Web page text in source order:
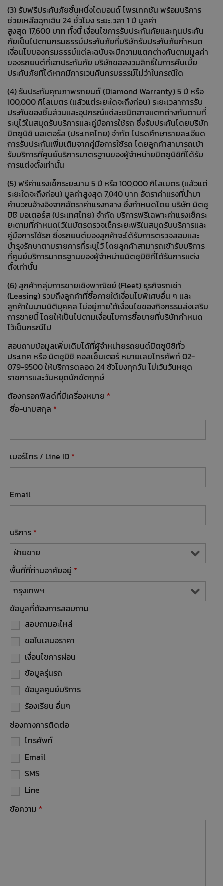
(3) รับฟรีประกันภัยชั้นหนึ่งไดมอนด์ โพรเทคชัน พร้อมบริการ
ช่วยเหลือฉุกเฉิน 24 ชั่วโมง ระยะเวลา 1 ปี มูลค่า
สูงสุด 17,600 บาท ทั้งนี้ เงื่อนไขการรับประกันภัยและทุนประกัน
ภัยเป็นไปตามกรมธรรม์ประกันภัยที่บริษัทรับประกันภัยกำหนด
เงื่อนไขของกรมธรรม์แต่ละฉบับจะมีความแตกต่างกันตามมูลค่า
ของรถยนต์ที่เอาประกันภัย บริษัทขอสงวนสิทธิ์ในการคืนเบี้ย
ประกันภัยที่ได้หากมีการเวนคืนกรมธรรม์ไม่ว่าในกรณีใด
(4) รับประกันคุณภาพรถยนต์ (Diamond Warranty) 5 ปี หรือ
100,000 กิโลเมตร (แล้วแต่ระยะใดจะถึงก่อน) ระยะเวลาการรับ
ประกันของชิ้นส่วนและอุปกรณ์แต่ละชนิดอาจแตกต่างกันตามที่
ระบุไว้ในสมุดรับบริการและคู่มือการใช้รถ ซึ่งรับประกันโดยบริษัท
มิตซูบิชิ มอเตอร์ส (ประเทศไทย) จำกัด โปรดศึกษารายละเอียด
การรับประกันเพิ่มเติมจากคู่มือการใช้รถ โดยลูกค้าสามารถเข้า
รับบริการที่ศูนย์บริการมาตรฐานของผู้จำหน่ายมิตซูบิชิที่ได้รับ
การแต่งตั้งเท่านั้น
(5) ฟรีค่าแรงเช็กระยะนาน 5 ปี หรือ 100,000 กิโลเมตร (แล้วแต่
ระยะใดจะถึงก่อน) มูลค่าสูงสุด 7,040 บาท อัตราค่าแรงที่นำมา
คำนวณอ้างอิงจากอัตราค่าแรงกลาง ซึ่งกำหนดโดย บริษัท มิตซู
บิชิ มอเตอร์ส (ประเทศไทย) จำกัด บริการฟรีเฉพาะค่าแรงเช็กระ
ยะตามที่กำหนดไว้ในบัตรตรวจเช็กระยะฟรีในสมุดรับบริการและ
คู่มือการใช้รถ ซึ่งรถยนต์ของลูกค้าจะได้รับการตรวจสอบและ
บำรุงรักษาตามรายการที่ระบุไว้ โดยลูกค้าสามารถเข้ารับบริการ
ที่ศูนย์บริการมาตรฐานของผู้จำหน่ายมิตซูบิชิที่ได้รับการแต่ง
ตั้งเท่านั้น
(6) ลูกค้ากลุ่มการขายเชิงพาณิชย์ (Fleet) ธุรกิจรถเช่า
(Leasing) รวมถึงลูกค้าที่ซื้อภายใต้เงื่อนไขพิเศษอื่น ๆ และ
ลูกค้าในนามนิติบุคคล ไม่อยู่ภายใต้เงื่อนไขของกิจกรรมส่งเสริม
การขายนี้ โดยให้เป็นไปตามเงื่อนไขการซื้อขายที่บริษัทกำหนด
ไว้เป็นกรณีไป
สอบถามข้อมูลเพิ่มเติมได้ที่ผู้จำหน่ายรถยนต์มิตซูบิชิทั่ว
ประเทศ หรือ มิตซูบิชิ คอลเซ็นเตอร์ หมายเลขโทรศัพท์ 02-
079-9500 ให้บริการตลอด 24 ชั่วโมงทุกวัน ไม่เว้นวันหยุด
ราชการและวันหยุดนักขัตฤกษ์
ต้องกรอกฟิลด์ที่มีเครื่องหมาย *
ชื่อ-นามสกุล *
เบอร์โทร / Line ID *
Email
บริการ *
พื้นที่ที่ท่านอาศัยอยู่ *
ข้อมูลที่ต้องการสอบถาม
สอบถามอะไหล่
ขอใบเสนอราคา
เงื่อนไขการผ่อน
ข้อมูลรุ่นรถ
ข้อมูลศูนย์บริการ
ร้องเรียน อื่นๆ
ช่องทางการติดต่อ
โทรศัพท์
Email
SMS
Line
ข้อความ *